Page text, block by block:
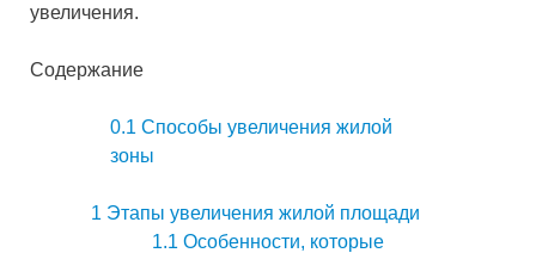
увеличения.
Содержание
0.1 Способы увеличения жилой
зоны
1 Этапы увеличения жилой площади
1.1 Особенности, которые